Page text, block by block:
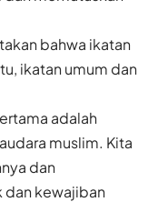
bahwa ikatan
ikatan umum dan
adalah
muslim. Kita
dan
dan kewajiban